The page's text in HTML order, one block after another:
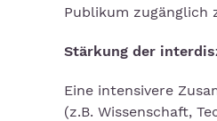
Publikum zugänglich
Stärkung der
Eine intensivere
(z.B. Wissenschaft,